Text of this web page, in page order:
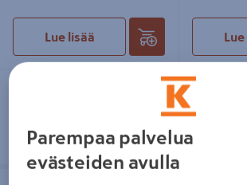
Lue lisää
Parempaa palvelua
evästeiden avulla